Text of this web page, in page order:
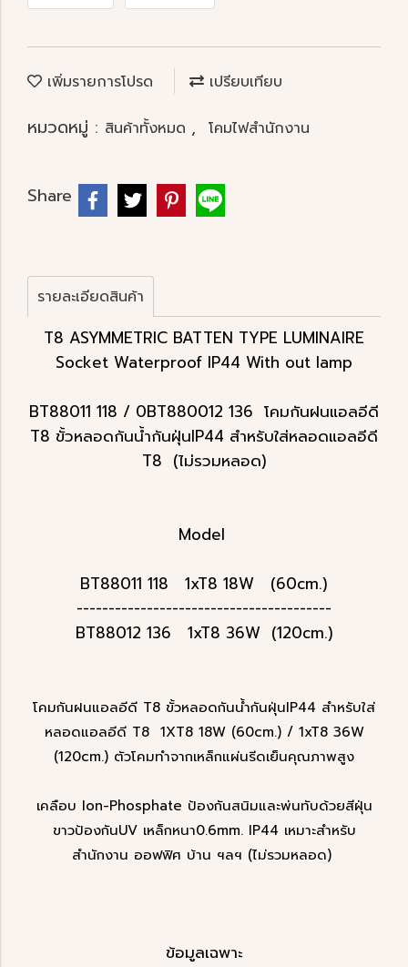
เพิ่มรายการโปรด เปรียบเทียบ
หมวดหมู่ : สินค้าทั้งหมด , โคมไฟสำนักงาน
Share
รายละเอียดสินค้า
T8 ASYMMETRIC BATTEN TYPE LUMINAIRE
Socket Waterproof IP44 With out lamp
BT88011 118 / 0BT880012 136 โคมกันฝนแอลอีดี
T8 ขั้วหลอดกันน้ำกันฝุ่นIP44 สำหรับใส่หลอดแอลอีดี
T8 (ไม่รวมหลอด)
Model
BT88011 118 1xT8 18W (60cm.)
----------------------------------------
BT88012 136 1xT8 36W (120cm.)
โคมกันฝนแอลอีดี T8 ขั้วหลอดกันน้ำกันฝุ่นIP44 สำหรับใส่
หลอดแอลอีดี T8 1XT8 18W (60cm.) / 1xT8 36W
(120cm.) ตัวโคมทำจากเหล็กแผ่นรีดเย็นคุณภาพสูง
เคลือบ Ion-Phosphate ป้องกันสนิมและพ่นทับด้วยสีฝุ่น
ขาวป้องกันUV เหล็กหนา0.6mm. IP44 เหมาะสำหรับ
สำนักงาน ออฟฟิศ บ้าน ฯลฯ (ไม่รวมหลอด)
ข้อมูลเฉพาะ